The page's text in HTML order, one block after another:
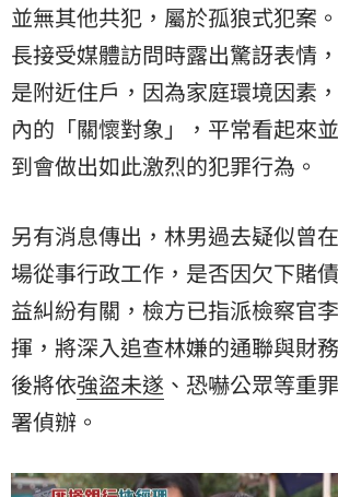
並無其他共犯，屬於孤狼式犯案
長接受媒體訪問時露出驚訝表情
是附近住戶，因為家庭環境因素
內的「關懷對象」，平常看起來
到會做出如此激烈的犯罪行為。
另有消息傳出，林男過去疑似曾
場從事行政工作，是否因欠下賭
益糾紛有關，檢方已指派檢察官
揮，將深入追查林嫌的通聯與財
後將依強盜未遂 、恐嚇公眾等重
署偵辦。